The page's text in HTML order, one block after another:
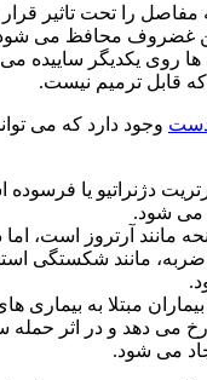
را تحت تاثیر قرار
غضروف محافظ می
روی یکدیگر ساییده می
قابل ترمیم نیست.
دست وجود دارد که می
دژنراتیو یا
می شود.
مانند آرتروز است،
مانند شکستگی
بیماران مبتلا به بیماری
رخ می دهد و در اثر
می شود.